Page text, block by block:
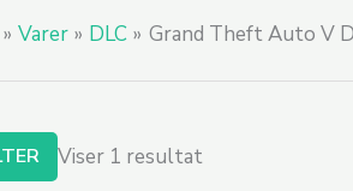
Varer DLC Grand Theft Auto V
Viser 1 resultat